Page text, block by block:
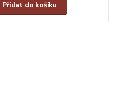
Přidat do košíku